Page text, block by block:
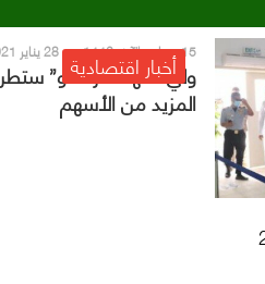
22
أخبار اقتصادية 15 جمادى
م
ولي العهد: “أرامكو”
المزيد من الأسهم